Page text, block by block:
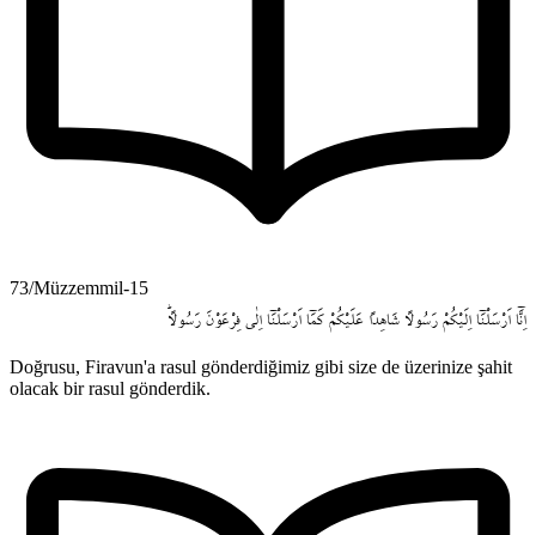
73/Müzzemmil-15
اِنَّٓا اَرْسَلْنَٓا اِلَيْكُمْ رَسُولاً شَاهِداً عَلَيْكُمْ كَمَٓا اَرْسَلْنَٓا اِلٰى فِرْعَوْنَ رَسُولاًۜ
Doğrusu, Firavun'a rasul gönderdiğimiz gibi size de üzerinize şahit
olacak bir rasul gönderdik.